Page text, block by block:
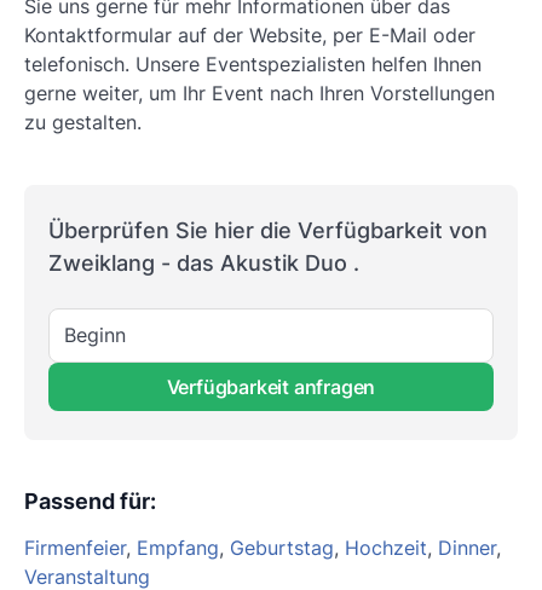
Sie uns gerne für mehr Informationen über das
Kontaktformular auf der Website, per E-Mail oder
telefonisch. Unsere Eventspezialisten helfen Ihnen
gerne weiter, um Ihr Event nach Ihren Vorstellungen
zu gestalten.
Überprüfen Sie hier die Verfügbarkeit von
Zweiklang - das Akustik Duo .
Beginn
Verfügbarkeit anfragen
Passend für:
Firmenfeier, Empfang, Geburtstag, Hochzeit, Dinner,
Veranstaltung